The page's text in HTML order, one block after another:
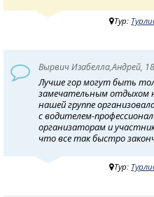
Тур:
Вырвич Изабелла,Андрей,
Лучше гор могут быть
замечательным отдыхом
нашей группе
с водителем-
организаторам и
что все так быстро
Тур: